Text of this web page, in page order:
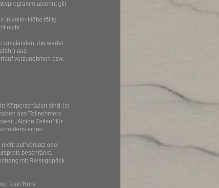
ablehnt gilt
in voller Höhe fällig.
nicht.
Umständen, die weder
aus
vorzunehmen bzw.
Körperschäden sind, ist
des Teilnehmers
„Alpine Zeiten“ für
eines
auf Vorsatz oder
beschränkt.
mit Reisegepäck
Tour/ Kurs.